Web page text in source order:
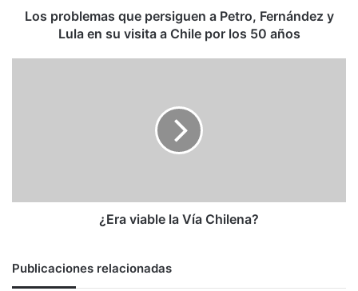
Los problemas que persiguen a Petro, Fernández y
Lula en su visita a Chile por los 50 años
¿Era viable la Vía Chilena?
Publicaciones relacionadas